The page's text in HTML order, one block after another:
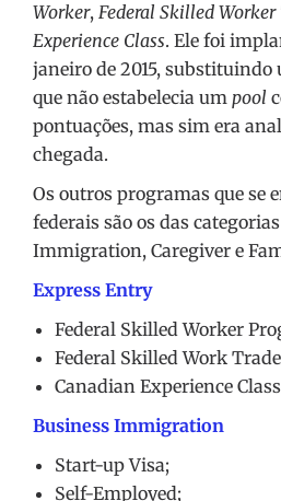
Worker, Federal Skilled Worker
Experience Class. Ele foi
janeiro de 2015,
que não estabelecia um pool
pontuações, mas sim era
chegada.
Os outros programas que se
federais são os das
Immigration, Caregiver e
Express Entry
Federal Skilled Worker
Federal Skilled Work
Canadian Experience
Business Immigration
Start-up Visa;
Self-Employed;